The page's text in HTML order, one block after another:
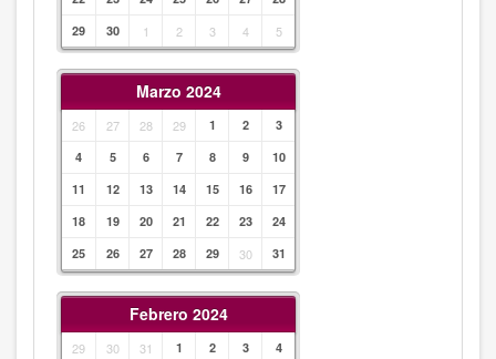
29
30 1 2 3 4 5
Marzo 2024
26 27 28 29 1 2
3
4
5 6 7 8 9
10
11
12 13 14 15 16
17
18
19 20 21 22 23
24
25
26 27 28 29 30 31
Febrero 2024
29 30 31 1 2 3
4